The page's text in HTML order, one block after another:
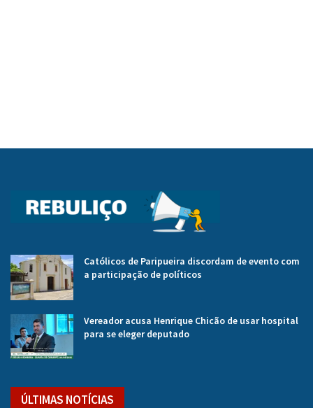
Católicos de Paripueira discordam de evento com
a participação de políticos
Vereador acusa Henrique Chicão de usar hospital
para se eleger deputado
ÚLTIMAS NOTÍCIAS